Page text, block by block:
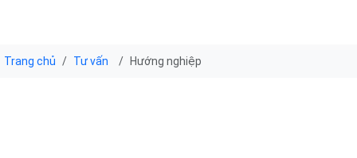
Trang chủ Tư vấn Hướng nghiệp